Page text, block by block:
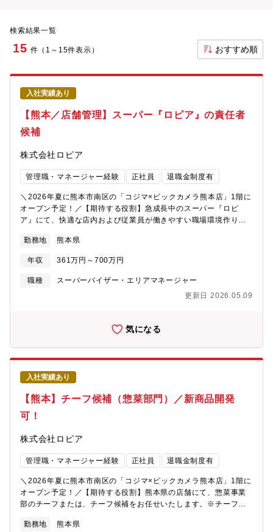
検索結果一覧
15 件（1～15件表示） おすすめ順
入社実績あり
【熊本／店舗管理】スーパー『ロピア』の責任者
候補
株式会社ロピア
管理職・マネージャー経験 正社員 退職金制度有
＼2026年夏に熊本市南区の「コジマ×ビックカメラ熊本店」1階に
オープン予定！／【期待する役割】急成長中のスーパー『ロピ
ア』にて、快適な店内および従業員が働きやすい職場環境作りを
ケーションが好きな方大歓迎です。【職務内容】■従業員や顧客の
管理■店舗の設備管理■人事労務や総務業務■レジ管理 など※将来
的に店長になれば、各売り場(精肉/鮮魚/青果/惣菜/食品)のチーフ
陣の取りまとめ等も行っていただくため、マネジメント力が身に
期にキャリア＆給与アップが叶う環境です。店長の上としては部
＞～多様な働き方を実現することが可能です～ a:バリバリ稼げ
る総合職 b:指定エリア内限定勤務職種 c:転居を伴う異動なしの
ホーム限定職※上記により年収の変動あり【魅力】「100％売場主
導」を徹底しており、本部を介さず、チーフの裁量・意向で商品
を買付け、仕入れ、価格を決め、売場作り、商談、販促活動・社
員採用・経営管理等も担当していただきます。業界内でもトップ
クラスの経常利益率5％を誇り、社員への報酬にも反映されていま
す。【同社の今後について】年々売上更新、店舗拡大している同
社ですが、現在国内125店舗（2025年5月現在）まで拡大してお
げております。飲食事業や商社をはじめとするグループ会社の設
立も続々と進行中。新店が増える中、続々と新しいポストが生ま
れており、今後ご入社される方は、チーフにとどまらず、ご活躍
勤務地 熊本県
年収 361万円～700万円
職種
スーパーバイザー・エリアマネージャー
更新日 2026.05.09
気になる
入社実績あり
【熊本】チーフ候補（惣菜部門）／新商品開発
可！
株式会社ロピア
管理職・マネージャー経験 正社員 退職金制度有
＼2026年夏に熊本市南区の「コジマ×ビックカメラ熊本店」1階に
オープン予定！／【期待する役割】熊本県の店舗にて、惣菜事業
部のチーフまたは、チーフ候補をお任せいたします。※チーフ候
フへ昇格しております。【職務内容】惣菜事業部のチーフとし
勤務地 熊本県